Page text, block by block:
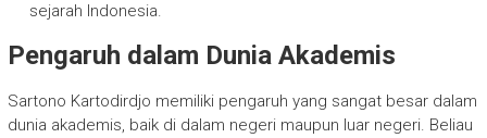
sejarah Indonesia.
Pengaruh dalam Dunia Akademis
Sartono Kartodirdjo memiliki pengaruh yang sangat besar dalam
dunia akademis, baik di dalam negeri maupun luar negeri. Beliau